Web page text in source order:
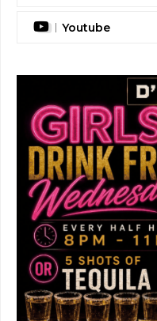
Youtube